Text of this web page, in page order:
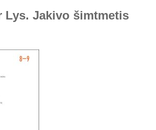
Lys. Jakivo šimtmetis